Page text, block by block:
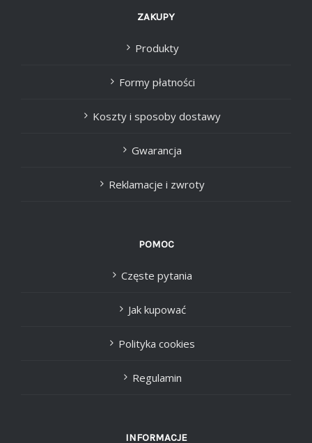
ZAKUPY
Produkty
Formy płatności
Koszty i sposoby dostawy
Gwarancja
Reklamacje i zwroty
POMOC
Częste pytania
Jak kupować
Polityka cookies
Regulamin
INFORMACJE